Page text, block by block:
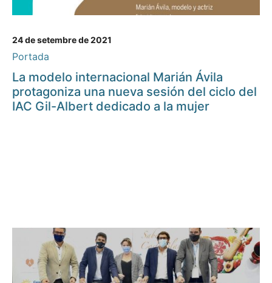
24 de setembre de 2021
Portada
La modelo internacional Marián Ávila
protagoniza una nueva sesión del ciclo del
IAC Gil-Albert dedicado a la mujer